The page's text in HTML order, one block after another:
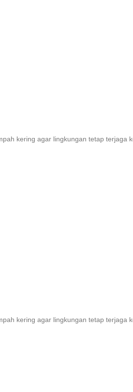
kering agar lingkungan tetap terjaga
kering agar lingkungan tetap terjaga